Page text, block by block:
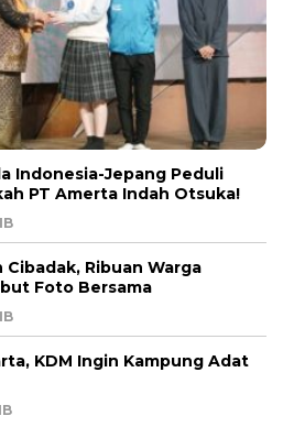
Indonesia-Jepang Peduli
PT Amerta Indah Otsuka!
Ribuan Warga
Foto Bersama
KDM Ingin Kampung Adat